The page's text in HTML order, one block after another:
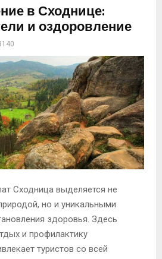
в Сходнице:
и оздоровление
Сходница выделяется не
но и уникальными
здоровья. Здесь
и профилактику
туристов со всей